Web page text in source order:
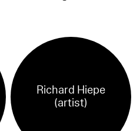
Richard Hiepe
(artist)